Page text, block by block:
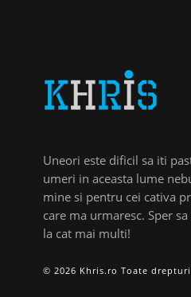
Uneori este dificil sa iti
umeri in aceasta lume
mine si pentru cei cativa
care ma urmaresc. Sper
la cat mai multi!
© 2026 Khris.ro Toate